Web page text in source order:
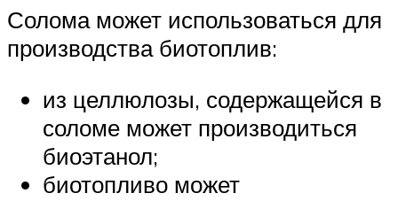
Солома может использоваться для
производства биотоплив:
из целлюлозы, содержащейся в
соломе может производиться
биоэтанол;
биотопливо может